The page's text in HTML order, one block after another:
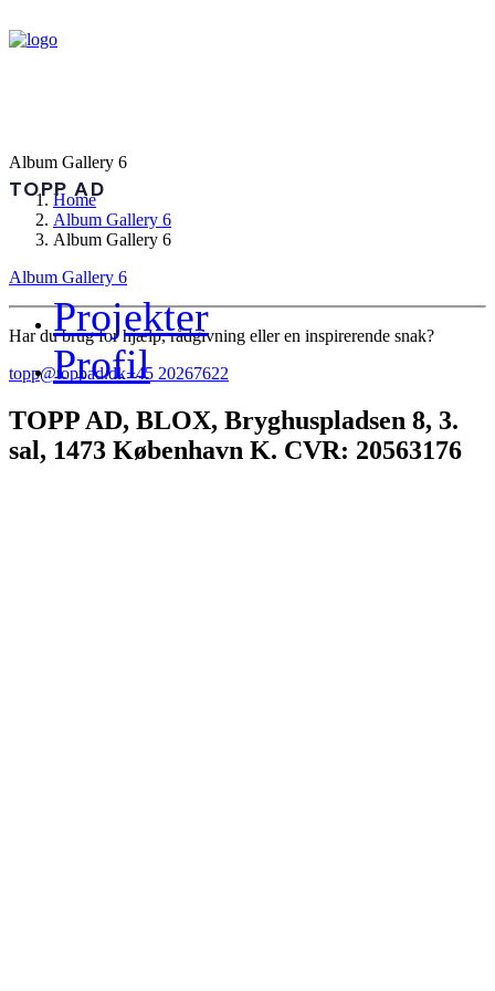
Projekter
Profil
TOPP AD
Album Gallery 6
Home
Album Gallery 6
Album Gallery 6
Album Gallery 6
Har du brug for hjælp, rådgivning eller en inspirerende snak?
topp@toppad.dk+45 20267622
TOPP AD, BLOX, Bryghuspladsen 8, 3.
sal, 1473 København K. CVR: 20563176